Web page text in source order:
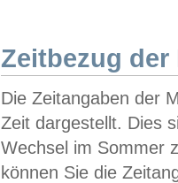
Zeitbezug der
Die Zeitangaben der
Zeit dargestellt. Dies
Wechsel im Sommer
können Sie die